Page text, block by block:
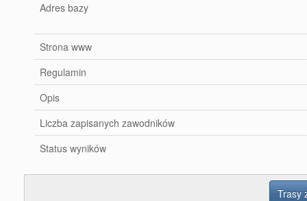
Adres bazy
Strona www
Regulamin
Opis
Liczba zapisanych zawodników
Status wyników
Trasy